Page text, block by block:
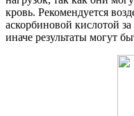
кровь. Рекомендуется
аскорбиновой кислотой за
иначе результаты могут